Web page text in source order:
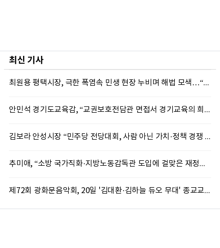
최신 기사
최원용 평택시장, 극한 폭염속 민생 현장 누비며 해법 모색…“현장에 답 있다”
안민석 경기도교육감, “교권보호전담관 면접서 경기교육의 희망 봤다”
김보라 안성시장 “민주당 전당대회, 사람 아닌 가치·정책 경쟁 돼야”
추미애, “소방 국가직화·지방노동감독관 도입에 걸맞은 재정체계 완성해야”
제72회 광화문음악회, 20일 '김대환·김하늘 듀오 무대' 종교교회서 무료 개최